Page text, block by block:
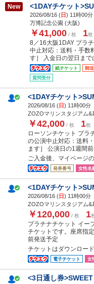
New <1DAYチケット
2026/08/16 (日) 11時00分
万博記念公園 (大阪)
￥41,000 / 枚 1枚
8／16大阪1DAY プラ
中止対応：送料・手数
す］ 入金日の翌日まで
紙チケット 郵送
質問受付
<1DAYチケット
2026/08/16 (日) 11時00分
ZOZOマリンスタジアム&
￥42,000 / 枚 1枚
ローソンチケット プ
の公演中止対応：送料
ます］ 公演日の1週間
ご入金後、マイページ
発券番号 女性名
<1DAYチケット
2026/08/16 (日) 11時00分
ZOZOマリンスタジアム&
￥120,000 / 枚 1
プラチナチケット イー
チケットです。座席指
前発送予定
チケットはダウンロー
電子チケット 女
<3日通し券